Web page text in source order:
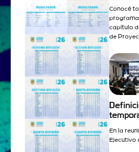
Conocé
capítulo
de
En la
Ejecutivo